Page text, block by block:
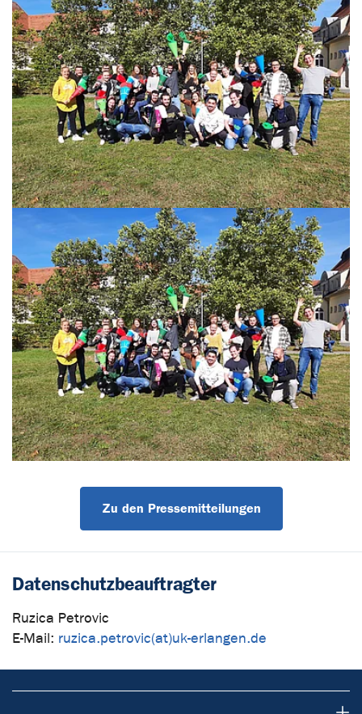
Zu den Pressemitteilungen
Datenschutzbeauftragter
Ruzica Petrovic
E-Mail: ruzica.petrovic(at)uk-erlangen.de